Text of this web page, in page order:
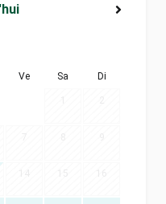
Ve Sa Di